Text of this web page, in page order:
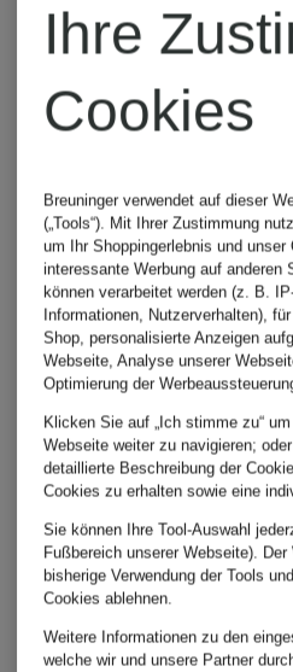
RAIL
109 €
92,65 €
140 €
Ihre
Cookies
Breuninger verwendet auf dieser
(„Tools“). Mit Ihrer Zustimmung
um Ihr Shoppingerlebnis und
interessante Werbung auf anderen
können verarbeitet werden (z. B.
Informationen, Nutzerverhalten),
Shop, personalisierte Anzeigen
Webseite, Analyse unserer
Optimierung der
Klicken Sie auf „Ich stimme zu“
Webseite weiter zu navigieren;
detaillierte Beschreibung der
Cookies zu erhalten sowie eine
Sie können Ihre Tool-Auswahl
Fußbereich unserer Webseite).
bisherige Verwendung der Tools
Cookies ablehnen.
Weitere Informationen zu den
welche wir und unsere Partner